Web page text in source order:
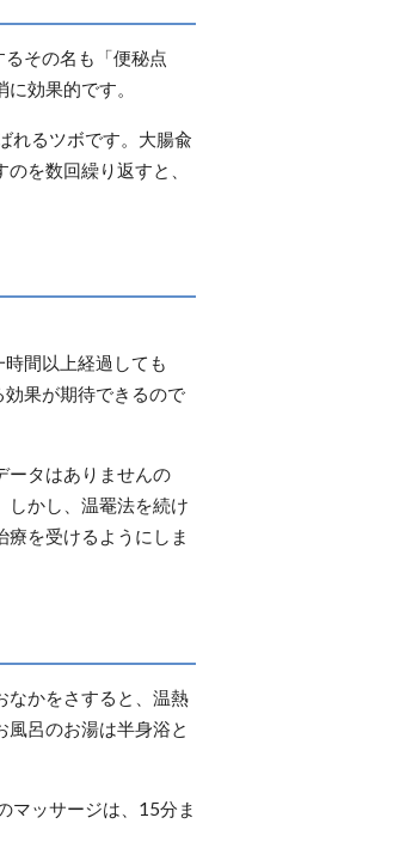
その名も「便秘点
効果的です。
れるツボです。大腸兪
を数回繰り返すと、
間以上経過しても
果が期待できるので
ータはありませんの
しかし、温罨法を続け
を受けるようにしま
なかをさすると、温熱
呂のお湯は半身浴と
マッサージは、15分ま